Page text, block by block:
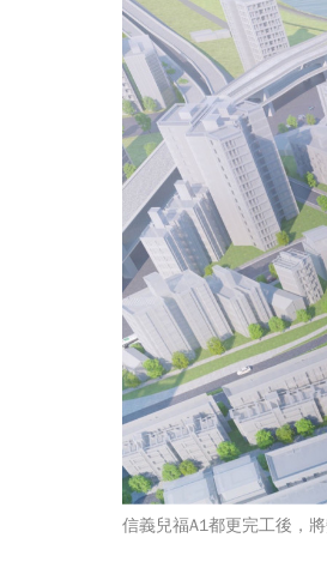
信義兒福A1都更完工後，